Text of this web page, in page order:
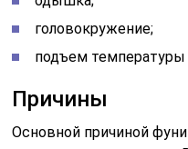
головокружение;
подъем температуры
Причины
Основной причиной